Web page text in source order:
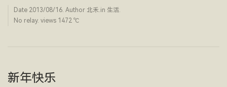
Date 2013/08/16. Author 北禾.in 生活.
No relay. views 1472 ­℃
新年快乐